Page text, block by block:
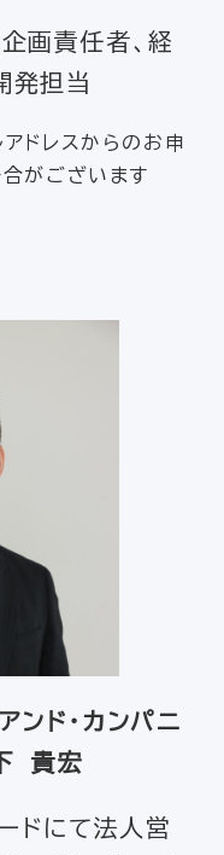
画責任者、経
発担当
ドレスからのお申
がございます
ンド・カンパニ
貴宏
ドにて法人営